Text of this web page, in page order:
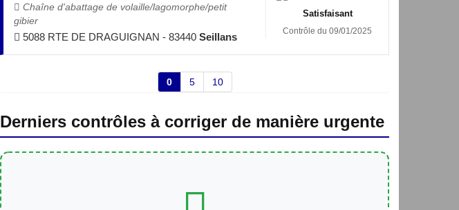
Chaîne d'abattage de volaille/lagomorphe/petit
gibier
5088 RTE DE DRAGUIGNAN - 83440 Seillans
Satisfaisant
Contrôle du 09/01/2025
0 5 10
Derniers contrôles à corriger de manière urgente